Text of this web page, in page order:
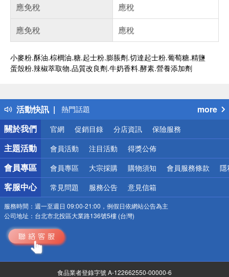
應免稅
應稅
應免稅
應稅
小麥粉.酥油.棕櫚油.糖.起士粉.膨脹劑.切達起士粉.葡萄糖.精鹽
蛋殼粉.辣椒萃取物.品質改良劑.牛奶香料.酵素.營養添加劑
活動快訊
得獎公告
熱門話題
銀行優惠
偏遠地區配送
詐騙網頁！請小心！
more
關於我們
官網 促銷目錄 分店資訊 保險服務
主題活動 會員活動 注目活動 得獎公佈
會員專區 會員專區 大宗採購 購物須知 會員服務條款 隱
客服中心 常見問題 服務公告 意見信箱
服務時間： 週一至週日 09:00-21:00，例假日依網站公告為主
公司地址： 台北市北投區大業路136號5樓 (台灣)
食品業者登錄字號 A-122662550-00000-6